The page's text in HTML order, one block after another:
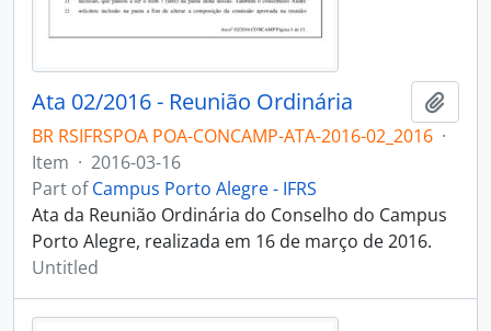
Ata 02/2016 - Reunião Ordinária
BR RSIFRSPOA POA-CONCAMP-ATA-2016-02_2016 ·
Item · 2016-03-16
Part ofCampus Porto Alegre - IFRS
Ata da Reunião Ordinária do Conselho do Campus
Porto Alegre, realizada em 16 de março de 2016.
Untitled